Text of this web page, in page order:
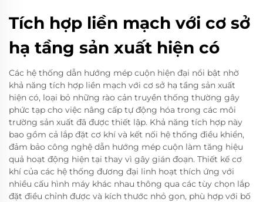
Tích hợp liền mạch với cơ sở
hạ tầng sản xuất hiện có
Các hệ thống dẫn hướng mép cuộn hiện đại nổi bật nhờ
khả năng tích hợp liền mạch với cơ sở hạ tầng sản xuất
hiện có, loại bỏ những rào cản truyền thống thường gây
phức tạp cho việc nâng cấp tự động hóa trong các môi
trường sản xuất đã được thiết lập. Khả năng tích hợp này
bao gồm cả lắp đặt cơ khí và kết nối hệ thống điều khiển,
đảm bảo công nghệ dẫn hướng mép cuộn làm tăng hiệu
quả hoạt động hiện tại thay vì gây gián đoạn. Thiết kế cơ
khí của các hệ thống đương đại linh hoạt thích ứng với
nhiều cấu hình máy khác nhau thông qua các tùy chọn lắp
đặt điều chỉnh được và kích thước nhỏ gọn, phù hợp với bố